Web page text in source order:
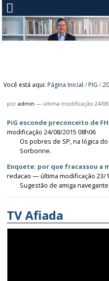
Você está aqui: Página Inicial / PIG /
poradmin — última modificação 24/
PiG esconde preconceito de
modificação 24/08/2015 08h06
Os pobres de SP, na lógica
Sorbonne.
Enquete: por que fracassou a
redacao — última modificação 23/
Sugestão de amiga
TV Afiada